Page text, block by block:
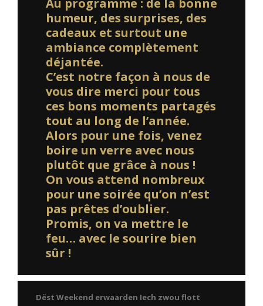
Au programme : de la bonne
humeur, des surprises, des
cadeaux et surtout une
ambiance complètement
déjantée.
C’est notre façon à nous de
vous dire merci pour tous
ces bons moments partagés
tout au long de l’année.
Alors pour une fois, venez
boire un verre avec nous
plutôt que grâce à nous !
On vous attend nombreux
pour une soirée qu’on n’est
pas prêtes d’oublier.
Promis, on va mettre le
feu… avec le sourire bien
sûr !
Dëst Weekend erwaarden Iech zwou flott